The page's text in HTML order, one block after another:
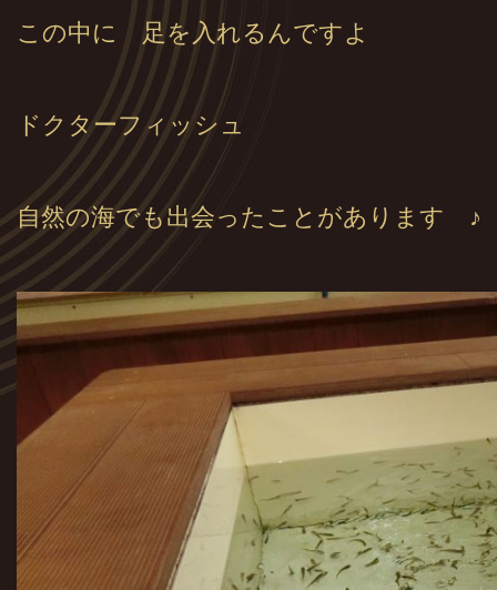
この中に 足を入れるんですよ
ドクターフィッシュ
自然の海でも出会ったことがあります ♪